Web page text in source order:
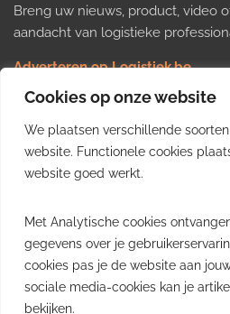
Cookies op onze website
We plaatsen verschillende
website. Functionele cookies
website goed werkt.
Met Analytische cookies
gegevens over je
cookies pas je de website aan
sociale media-cookies kan je
bekijken.
Breng uw nieuws, product, video
aandacht van logistieke
Adverteren op Logistiek.be
Nieuws insturen
Uw video op Logistiek.TV
Job plaatsen
Gratis wekelijkse
inzichten uit de Belgische
Ontvang je
wekelijkse